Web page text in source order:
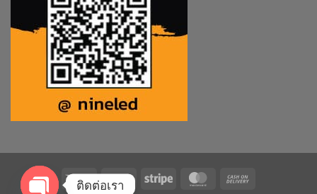
Visa PayPal Stripe MasterCard
ติดต่อเรา